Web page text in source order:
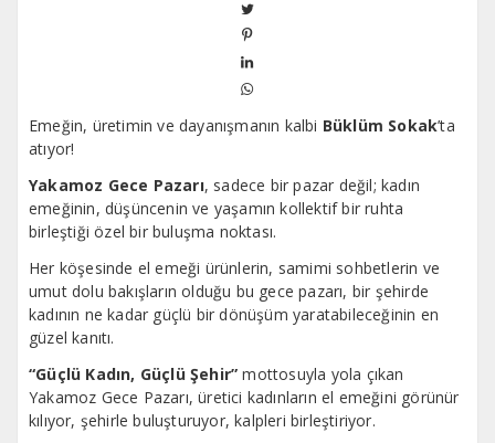
Emeğin, üretimin ve dayanışmanın kalbi Büklüm Sokak’ta
atıyor!
Yakamoz Gece Pazarı, sadece bir pazar değil; kadın
emeğinin, düşüncenin ve yaşamın kollektif bir ruhta
birleştiği özel bir buluşma noktası.
Her köşesinde el emeği ürünlerin, samimi sohbetlerin ve
umut dolu bakışların olduğu bu gece pazarı, bir şehirde
kadının ne kadar güçlü bir dönüşüm yaratabileceğinin en
güzel kanıtı.
“Güçlü Kadın, Güçlü Şehir” mottosuyla yola çıkan
Yakamoz Gece Pazarı, üretici kadınların el emeğini görünür
kılıyor, şehirle buluşturuyor, kalpleri birleştiriyor.